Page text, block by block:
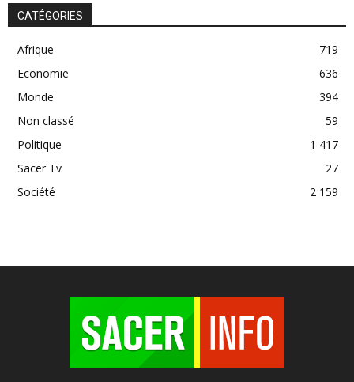
CATÉGORIES
Afrique
719
Economie
636
Monde
394
Non classé
59
Politique
1 417
Sacer Tv
27
Société
2 159